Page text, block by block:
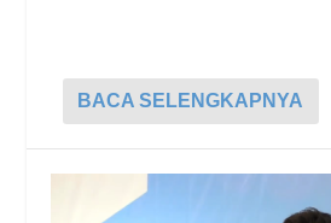
BACA SELENGKAPNYA